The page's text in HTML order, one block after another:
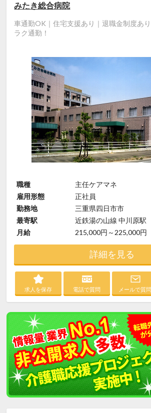
みたき総合病院
車通勤OK｜住宅支援あり｜退職金制度あ
ラク通勤！
職種
主任ケアマネ
雇用形態
正社員
勤務地
三重県四日市市
最寄駅
近鉄湯の山線 中川原駅
月給
215,000円～225,000円
詳細を見る
求人を保存 電話で質問 メールで質問